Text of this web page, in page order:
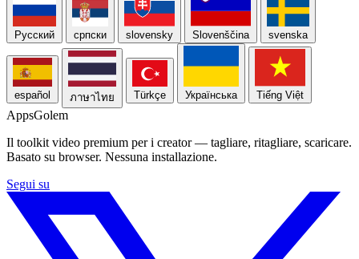
Русский српски slovensky Slovenščina svenska
español ภาษาไทย Türkçe Українська Tiếng Việt
AppsGolem
Il toolkit video premium per i creator — tagliare, ritagliare, scaricare.
Basato su browser. Nessuna installazione.
Segui su